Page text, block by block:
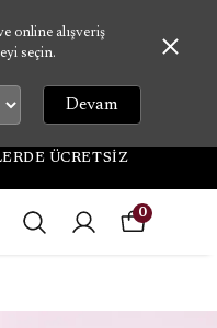
online alışveriş
seçin.
Devam
ÜCRETSİZ
0